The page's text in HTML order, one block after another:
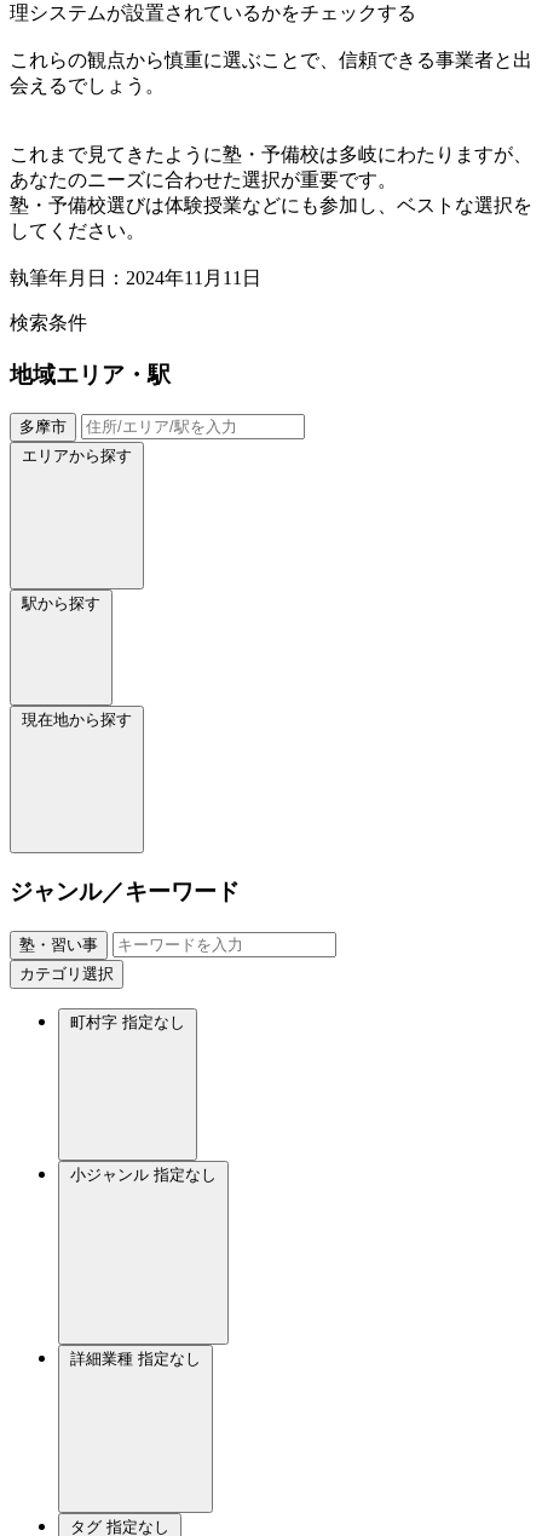
理システムが設置されているかをチェックする
これらの観点から慎重に選ぶことで、信頼できる事業者と出
会えるでしょう。
これまで見てきたように塾・予備校は多岐にわたりますが、
あなたのニーズに合わせた選択が重要です。
塾・予備校選びは体験授業などにも参加し、ベストな選択を
してください。
執筆年月日：2024年11月11日
検索条件
地域エリア・駅
多摩市
エリアから探す
駅から探す
現在地から探す
ジャンル／キーワード
塾・習い事
カテゴリ選択
町村字 指定なし
小ジャンル 指定なし
詳細業種 指定なし
タグ 指定なし